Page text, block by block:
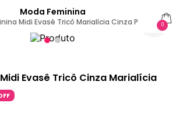
Moda Feminina
Midi Evasê Tricô Marialícia Cinza P 0
Evasê Tricô Cinza Marialícia